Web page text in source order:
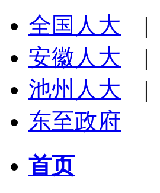
全国人大 |
安徽人大 |
池州人大 |
东至政府
首页